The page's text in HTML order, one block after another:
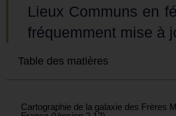
Lieux Communs en
fréquemment mise à
Table des matières
Cartographie de la galaxie des Frères